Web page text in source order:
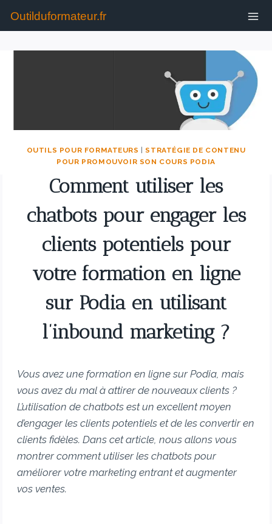
Outilduformateur.fr
OUTILS POUR FORMATEURS |STRATÉGIE DE CONTENU
POUR PROMOUVOIR SON COURS PODIA
Comment utiliser les
chatbots pour engager les
clients potentiels pour
votre formation en ligne
sur Podia en utilisant
l’inbound marketing ?
Vous avez une formation en ligne sur Podia, mais
vous avez du mal à attirer de nouveaux clients ?
L’utilisation de chatbots est un excellent moyen
d’engager les clients potentiels et de les convertir en
clients fidèles. Dans cet article, nous allons vous
montrer comment utiliser les chatbots pour
améliorer votre marketing entrant et augmenter
vos ventes.